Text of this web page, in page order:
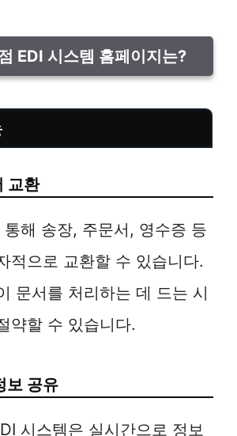
EDI 시스템 홈페이지는?
교환
통해 송장, 주문서, 영수증 등
적으로 교환할 수 있습니다.
문서를 처리하는 데 드는 시
약할 수 있습니다.
보 공유
시스템은 실시간으로 정보